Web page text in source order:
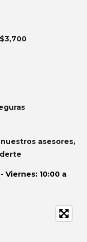
asesores,
Viernes: 10:00 a